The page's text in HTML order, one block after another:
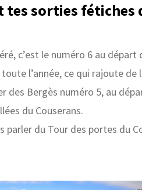
tes sorties fétiches
c’est le numéro 6 au
l’année, ce qui rajoute de
des Bergès numéro 5, au
du Couserans.
parler du Tour des portes du